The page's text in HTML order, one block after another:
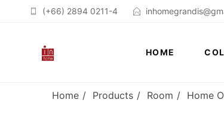
(+66) 2894 0211-4
HOME
Home Products Room Home